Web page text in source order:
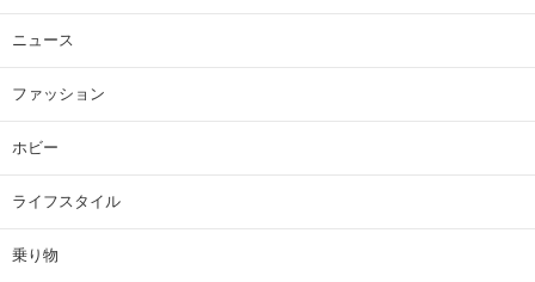
ニュース
ファッション
ホビー
ライフスタイル
乗り物